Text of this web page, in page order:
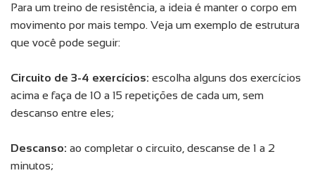
Para um treino de resistência, a ideia é manter o corpo em
movimento por mais tempo. Veja um exemplo de estrutura
que você pode seguir:
Circuito de 3-4 exercícios: escolha alguns dos exercícios
acima e faça de 10 a 15 repetições de cada um, sem
descanso entre eles;
Descanso: ao completar o circuito, descanse de 1 a 2
minutos;